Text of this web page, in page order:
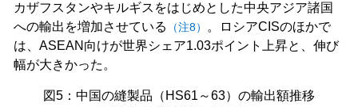
カザフスタンやキルギスをはじめとした中央アジア諸国
への輸出を増加させている
（注8）
。ロシアCISのほかで
は、ASEAN向けが世界シェア1.03ポイント上昇と、伸び
幅が大きかった。
図5：中国の縫製品（HS61～63）の輸出額推移